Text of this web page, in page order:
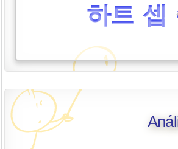
하트 셉